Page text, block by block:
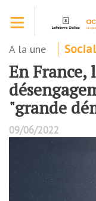
contenu
A la une Social
En France,
"grande
09/06/2022